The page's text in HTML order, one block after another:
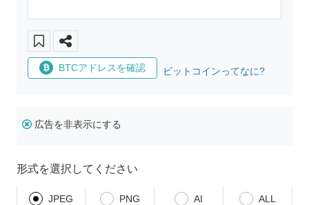
BTCアドレスを確認 ビットコインってなに?
広告を非表示にする
形式を選択してください
JPEG PNG AI ALL